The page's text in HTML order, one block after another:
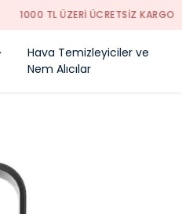
1000 TL ÜZERI ÜCRETSIZ KARGO
Hava Temizleyiciler ve
Nem Alıcılar